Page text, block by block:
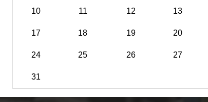
10 11 12 13
17 18 19 20
24 25 26 27
31